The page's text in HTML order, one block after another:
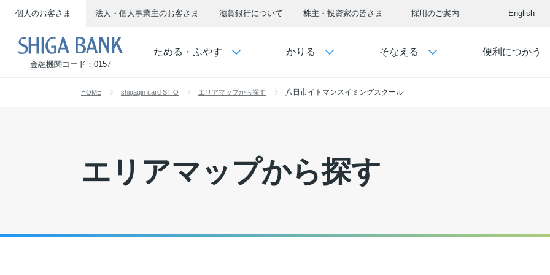
個人のお客さま 法人・個人事業主のお客さま 滋賀銀行について 株主・投資家の皆さま 採用のご案内 English
金融機関コード：0157
ためる・ふやす かりる そなえる 便利につかう
HOME shigagin card STIO エリアマップから探す 八日市イトマンスイミングスクール
エリアマップから探す